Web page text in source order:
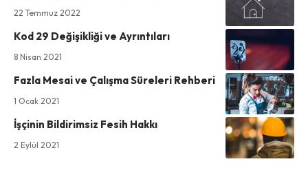
22 Temmuz 2022
Kod 29 Değişikliği ve Ayrıntıları
8 Nisan 2021
Fazla Mesai ve Çalışma Süreleri Rehberi
1 Ocak 2021
İşçinin Bildirimsiz Fesih Hakkı
2 Eylül 2021